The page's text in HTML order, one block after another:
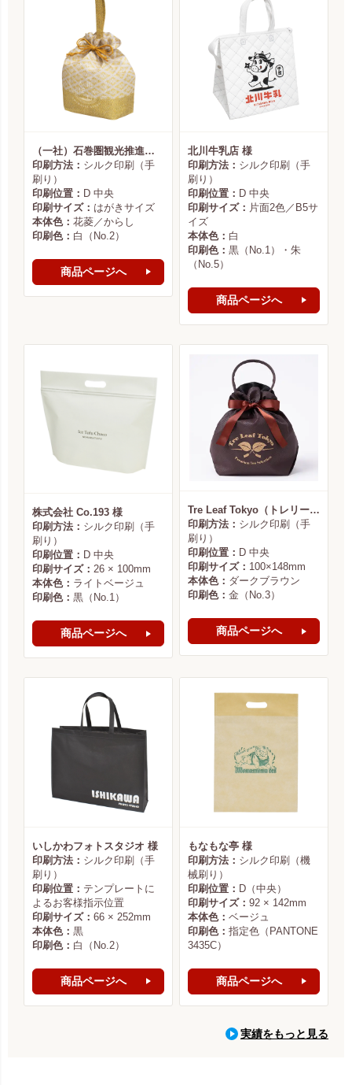
（一社）石巻圏観光推進機構様
印刷方法： シルク印刷（手
刷り）
印刷位置： D 中央
印刷サイズ： はがきサイズ
本体色： 花菱／からし
印刷色： 白（No.2）
商品ページへ
北川牛乳店 様
印刷方法： シルク印刷（手
刷り）
印刷位置： D 中央
印刷サイズ： 片面2色／B5サ
イズ
本体色： 白
印刷色： 黒（No.1）・朱
（No.5）
商品ページへ
株式会社 Co.193 様
印刷方法： シルク印刷（手
刷り）
印刷位置： D 中央
印刷サイズ： 26 × 100mm
本体色： ライトベージュ
印刷色： 黒（No.1）
商品ページへ
Tre Leaf Tokyo（トレリーフ東京） 様
印刷方法： シルク印刷（手
刷り）
印刷位置： D 中央
印刷サイズ： 100×148mm
本体色： ダークブラウン
印刷色： 金（No.3）
商品ページへ
いしかわフォトスタジオ 様
印刷方法： シルク印刷（手
刷り）
印刷位置： テンプレートに
よるお客様指示位置
印刷サイズ： 66 × 252mm
本体色： 黒
印刷色： 白（No.2）
商品ページへ
もなもな亭 様
印刷方法： シルク印刷（機
械刷り）
印刷位置： D（中央）
印刷サイズ： 92 × 142mm
本体色： ベージュ
印刷色： 指定色（PANTONE
3435C）
商品ページへ
実績をもっと見る